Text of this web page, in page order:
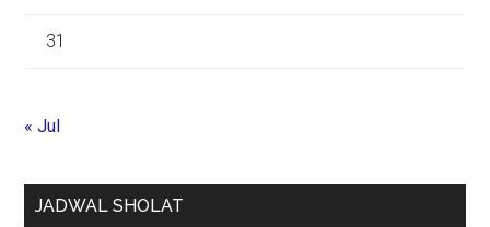
31
« Jul
JADWAL SHOLAT